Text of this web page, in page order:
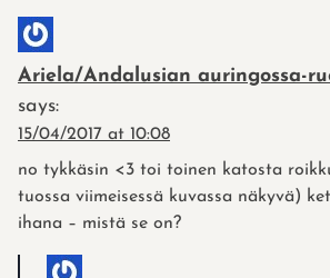
Ariela/Andalusian auringossa-
says:
15/04/2017 at 10:08
no tykkäsin <3 toi toinen katosta
tuossa viimeisessä kuvassa näkyvä)
ihana – mistä se on?